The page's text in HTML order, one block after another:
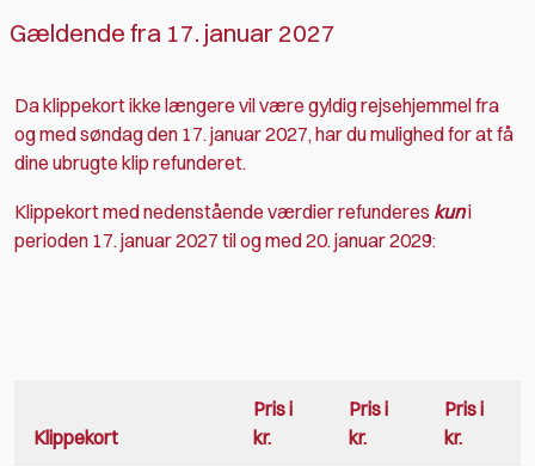
Gældende fra 17. januar 2027
Da klippekort ikke længere vil være gyldig rejsehjemmel fra
og med søndag den 17. januar 2027, har du mulighed for at få
dine ubrugte klip refunderet.
Klippekort med nedenstående værdier refunderes kuni
perioden 17. januar 2027 til og med 20. januar 2029:
Klippekort
Pris i
kr.
Pris i
kr.
Pris i
kr.